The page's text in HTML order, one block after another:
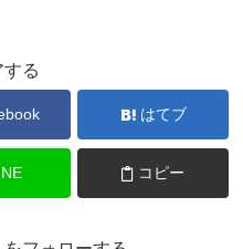
する
はてブ
コピー